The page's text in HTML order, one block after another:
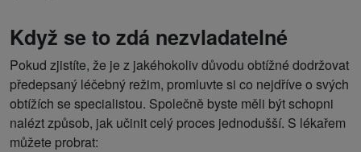
Když se to zdá nezvladatelné
Pokud zjistíte, že je z jakéhokoliv důvodu obtížné dodržovat
předepsaný léčebný režim, promluvte si co nejdříve o svých
obtížích se specialistou. Společně byste měli být schopni
nalézt způsob, jak učinit celý proces jednodušší. S lékařem
můžete probrat: